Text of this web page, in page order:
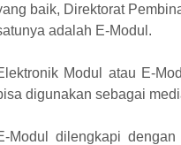
baik, Direktorat
adalah E-Modul.
Modul atau E-
digunakan sebagai
Modul dilengkapi